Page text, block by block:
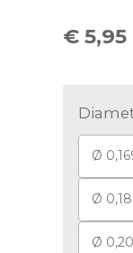
€ 5,95
Ø
Ø
Ø